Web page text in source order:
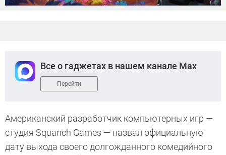
Все о гаджетах в нашем канале Max
Перейти
Американский разработчик компьютерных игр —
студия Squanch Games — назвал официальную
дату выхода своего долгожданного комедийного